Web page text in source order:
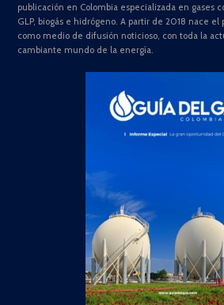
publicación en Colombia especializada en gases
GLP, biogás e hidrógeno. A partir de 2018 nace el
como medio de difusión noticioso, con toda la
cambiante mundo de la energía.